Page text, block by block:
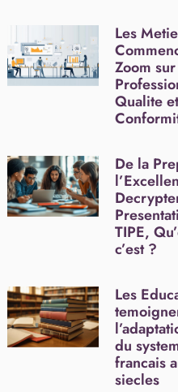
Les
Zoom
Qualite
De la
TIPE,
c’est ?
Les
du
francais
siecles